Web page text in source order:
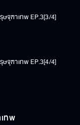
จุฑาเทพ EP.3[3/4]
จุฑาเทพ EP.3[4/4]
ทพ